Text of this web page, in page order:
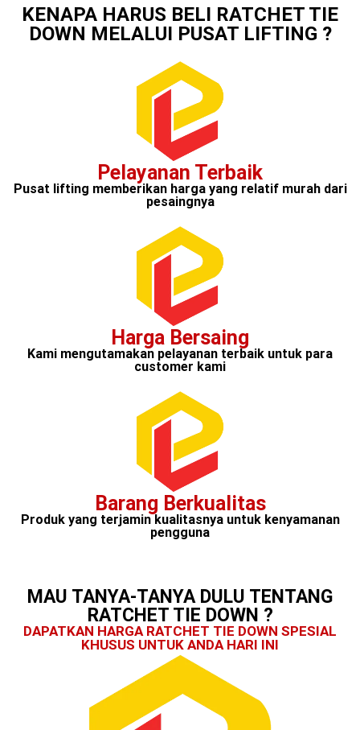
KENAPA HARUS BELI RATCHET TIE
DOWN MELALUI PUSAT LIFTING ?
Pelayanan Terbaik
Pusat lifting memberikan harga yang relatif murah dari
pesaingnya
Harga Bersaing
Kami mengutamakan pelayanan terbaik untuk para
customer kami
Barang Berkualitas
Produk yang terjamin kualitasnya untuk kenyamanan
pengguna
MAU TANYA-TANYA DULU TENTANG
RATCHET TIE DOWN ?
DAPATKAN HARGA RATCHET TIE DOWN SPESIAL
KHUSUS UNTUK ANDA HARI INI